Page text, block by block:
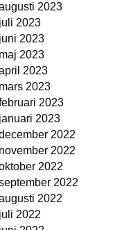
2023
juli 2023
juni 2023
maj 2023
2023
mars 2023
2023
januari 2023
2022
november 2022
2022
2022
2022
juli 2022